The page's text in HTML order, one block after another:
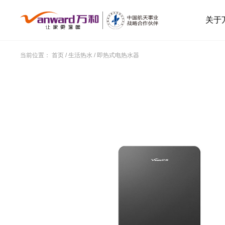
关于
当前位置：首页 /生活热水 / 即热式电热水器